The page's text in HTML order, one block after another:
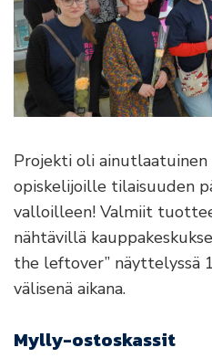
Projekti oli
opiskelijoille tilaisuuden
valloilleen! Valmiit
nähtävillä
the leftover” näyttelyssä
välisenä aikana.
Mylly-ostoskassit